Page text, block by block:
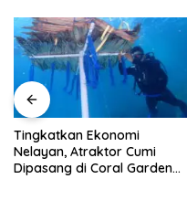
PDKT Danau Tempe :
Pendekatan Kearifan Lokal
untuk Keberlanjutan Sumber